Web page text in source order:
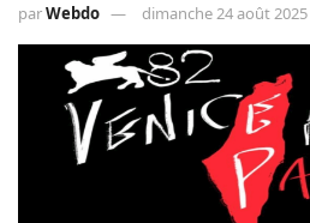
parWebdo dimanche 24 août 2025